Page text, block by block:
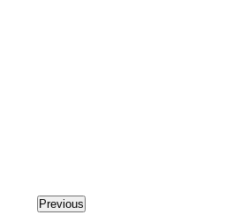
Previous